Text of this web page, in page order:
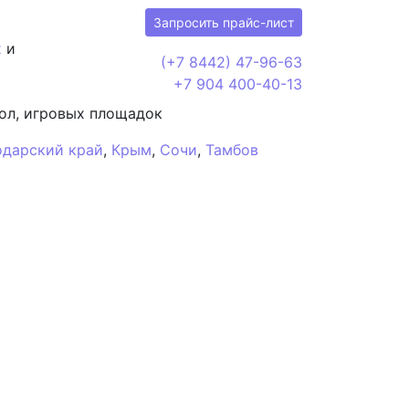
и
игровых площадок
Запросить прайс-лист
(+7 8442) 47-96-63
+7 904 400-40-13
край, Крым, Сочи, Тамбов